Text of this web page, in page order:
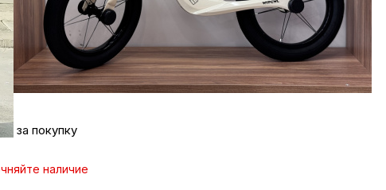
дачи
от 407 ₽/мес
вопрос
за покупку
наличие